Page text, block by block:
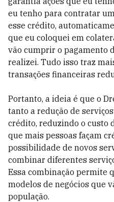
eu tenho para contratar
esse crédito,
que eu coloquei em
vão cumprir o pagamento
realizei. Tudo isso traz
transações financeiras
Portanto, a ideia é que o
tanto a redução de
crédito, reduzindo o custo
que mais pessoas façam
possibilidade de novos
combinar diferentes
Essa combinação permite
modelos de negócios que
população.